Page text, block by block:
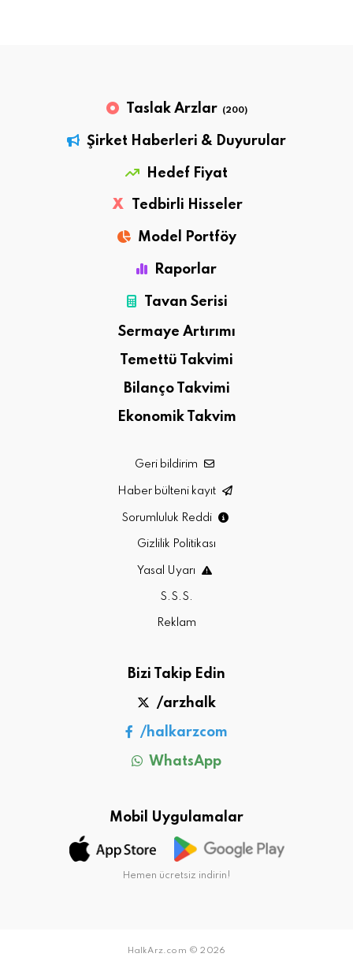
Taslak Arzlar (200)
Şirket Haberleri & Duyurular
Hedef Fiyat
X Tedbirli Hisseler
Model Portföy
Raporlar
Tavan Serisi
Sermaye Artırımı
Temettü Takvimi
Bilanço Takvimi
Ekonomik Takvim
Geri bildirim
Haber bülteni kayıt
Sorumluluk Reddi
Gizlilik Politikası
Yasal Uyarı
S.S.S.
Reklam
Bizi Takip Edin
/arzhalk
/halkarzcom
WhatsApp
Mobil Uygulamalar
Hemen ücretsiz indirin!
HalkArz.com © 2026